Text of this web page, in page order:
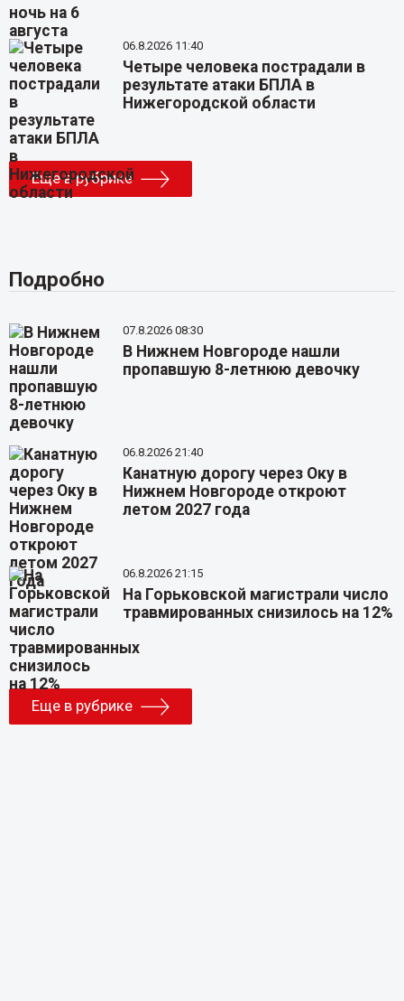
06.8.2026 11:40
Четыре человека пострадали в
результате атаки БПЛА в
Нижегородской области
Еще в рубрике
Подробно
07.8.2026 08:30
В Нижнем Новгороде нашли
пропавшую 8-летнюю девочку
06.8.2026 21:40
Канатную дорогу через Оку в
Нижнем Новгороде откроют
летом 2027 года
06.8.2026 21:15
На Горьковской магистрали число
травмированных снизилось на 12%
Еще в рубрике